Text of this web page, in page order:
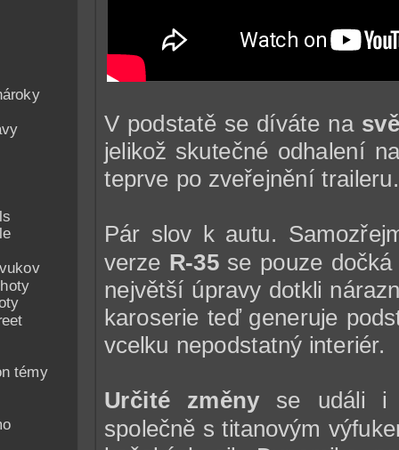
témy
V podstatě se díváte na
jelikož skutečné odhalení
teprve po zveřejnění traileru.
Pár slov k autu.
verze R-35se pouze
největší úpravy dotkli
karoserie teď generuje
vcelku nepodstatný interiér.
Určité změnyse událi
společně s titanovým